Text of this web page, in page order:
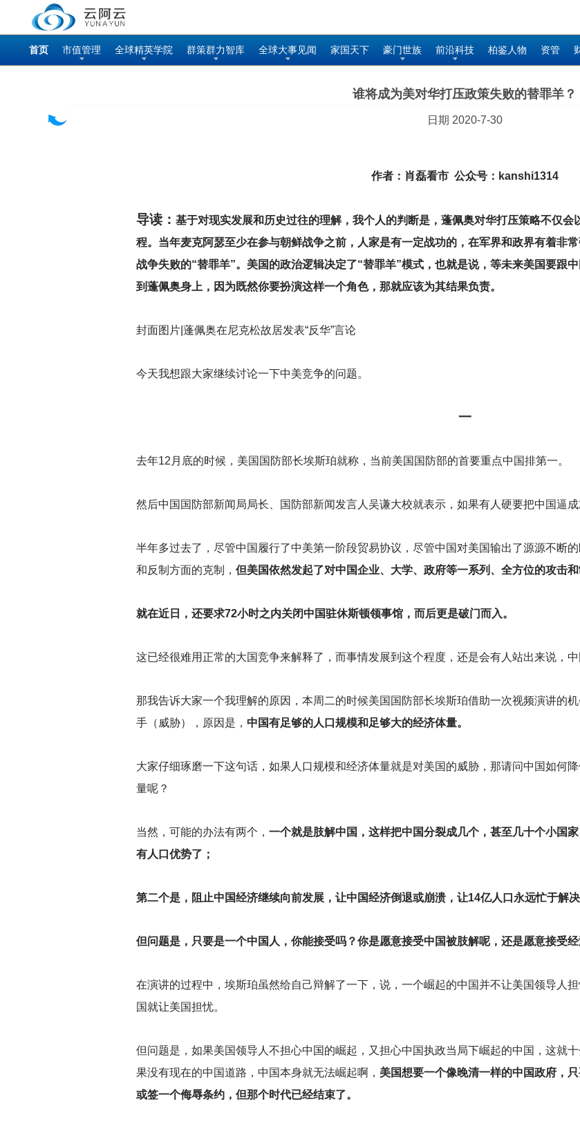
首页 市值管理 全球精英学院 群策群力智库 全球大事见闻 家国天下 豪门世族 前沿科技 柏鉴人物 资管
谁将成为美对华打压政策失败的替罪羊？
日期 2020-7-30
作者：肖磊看市 公众号：kanshi1314
导读： 基于对现实发展和历史过往的理解，我个人的判断是，蓬佩奥对华打压策略不仅
程。当年麦克阿瑟至少在参与朝鲜战争之前，人家是有一定战功的，在军界和政界有着非
战争失败的“替罪羊”。美国的政治逻辑决定了“替罪羊”模式，也就是说，等未来美国要跟
到蓬佩奥身上，因为既然你要扮演这样一个角色，那就应该为其结果负责。
封面图片|蓬佩奥在尼克松故居发表“反华”言论
今天我想跟大家继续讨论一下中美竞争的问题。
一
去年12月底的时候，美国国防部长埃斯珀就称，当前美国国防部的首要重点中国排第一。
然后中国国防部新闻局局长、国防部新闻发言人吴谦大校就表示，如果有人硬要把中国逼
半年多过去了，尽管中国履行了中美第一阶段贸易协议，尽管中国对美国输出了源源不断
和反制方面的克制， 但美国依然发起了对中国企业、大学、政府等一系列、全方位的攻击
就在近日，还要求72小时之内关闭中国驻休斯顿领事馆，而后更是破门而入。
这已经很难用正常的大国竞争来解释了，而事情发展到这个程度，还是会有人站出来说，
那我告诉大家一个我理解的原因，本周二的时候美国国防部长埃斯珀借助一次视频演讲的
手（威胁），原因是， 中国有足够的人口规模和足够大的经济体量。
大家仔细琢磨一下这句话，如果人口规模和经济体量就是对美国的威胁，那请问中国如何
量呢？
当然，可能的办法有两个， 一个就是肢解中国，这样把中国分裂成几个，甚至几十个小国
有人口优势了；
第二个是，阻止中国经济继续向前发展，让中国经济倒退或崩溃，让14亿人口永远忙于解
但问题是，只要是一个中国人，你能接受吗？你是愿意接受中国被肢解呢，还是愿意接受
在演讲的过程中，埃斯珀虽然给自己辩解了一下，说，一个崛起的中国并不让美国领导人
国就让美国担忧。
但问题是，如果美国领导人不担心中国的崛起，又担心中国执政当局下崛起的中国，这就
果没有现在的中国道路，中国本身就无法崛起啊， 美国想要一个像晚清一样的中国政府，
或签一个侮辱条约，但那个时代已经结束了。